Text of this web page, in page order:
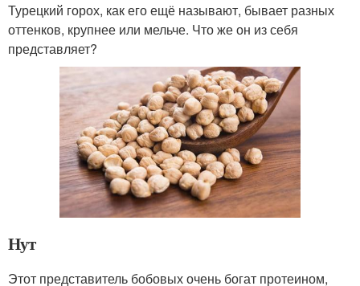
Турецкий горох, как его ещё называют, бывает разных
оттенков, крупнее или мельче. Что же он из себя
представляет?
Нут
Этот представитель бобовых очень богат протеином,